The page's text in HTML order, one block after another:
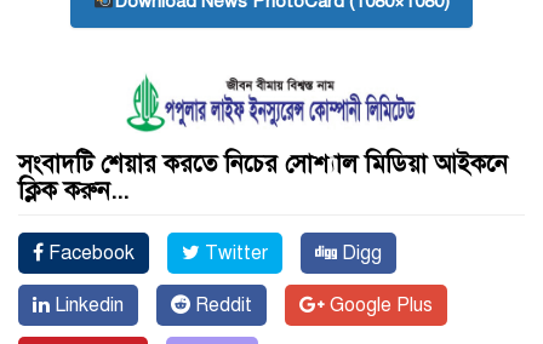
সংবাদটি শেয়ার করতে নিচের সোশ্যাল মিডিয়া আইকনে
ক্লিক করুন...
Facebook Twitter Digg
Linkedin Reddit Google Plus